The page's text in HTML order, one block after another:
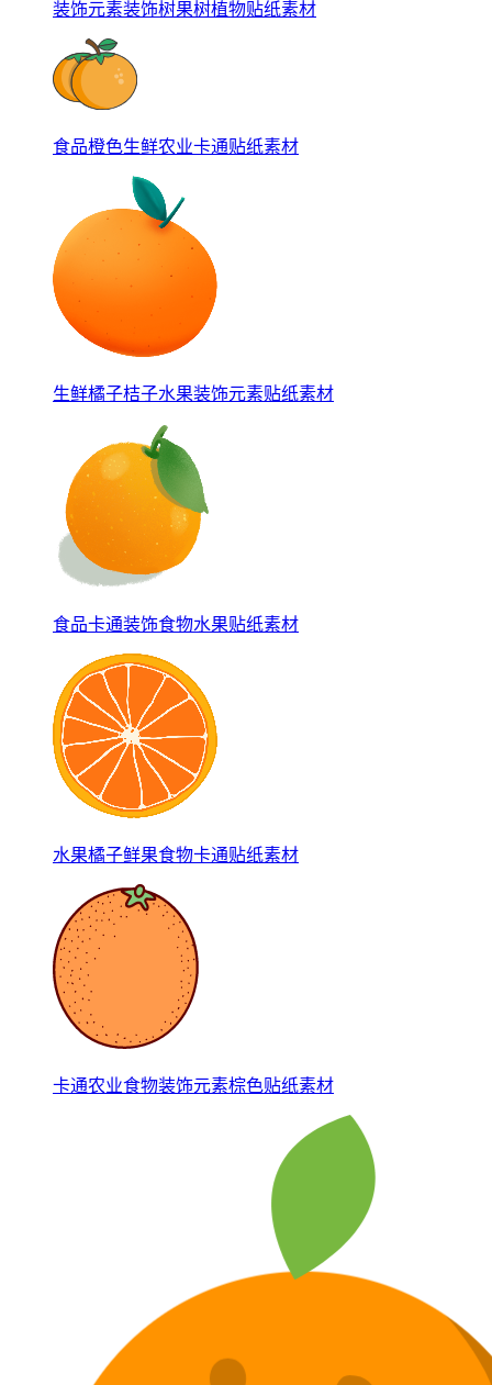
装饰元素装饰树果树植物贴纸素材
食品橙色生鲜农业卡通贴纸素材
生鲜橘子桔子水果装饰元素贴纸素材
食品卡通装饰食物水果贴纸素材
水果橘子鲜果食物卡通贴纸素材
卡通农业食物装饰元素棕色贴纸素材